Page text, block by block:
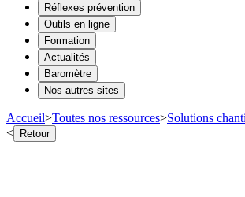
Réflexes prévention
Outils en ligne
Formation
Actualités
Baromètre
Nos autres sites
Accueil>Toutes nos ressources>Solutions
< Retour